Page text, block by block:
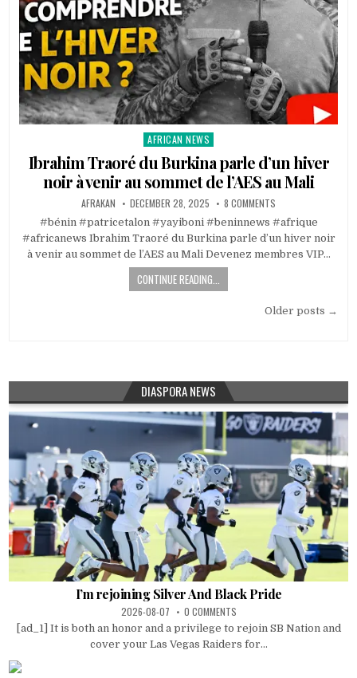
Posted
in
AFRICAN NEWS
Ibrahim Traoré du Burkina parle d’un hiver
noir à venir au sommet de l’AES au Mali
AFRAKAN DECEMBER 28, 2025 8 COMMENTS
#bénin #patricetalon #yayiboni #beninnews #afrique
#africanews Ibrahim Traoré du Burkina parle d’un hiver noir
à venir au sommet de l’AES au Mali Devenez membres VIP…
CONTINUE READING...
Older posts →
DIASPORA NEWS
I’m rejoining Silver And Black Pride
2026-08-07 0 COMMENTS
[ad_1] It is both an honor and a privilege to rejoin SB Nation and
cover your Las Vegas Raiders for...